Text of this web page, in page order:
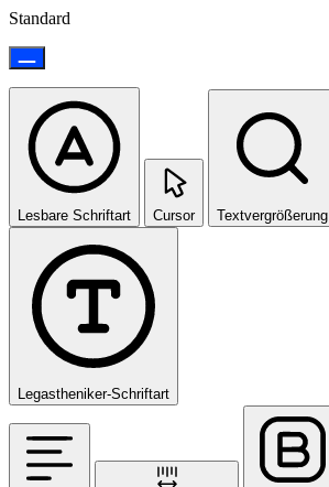
Standard
Lesbare Schriftart Cursor Textvergrößerung
Legastheniker-Schriftart